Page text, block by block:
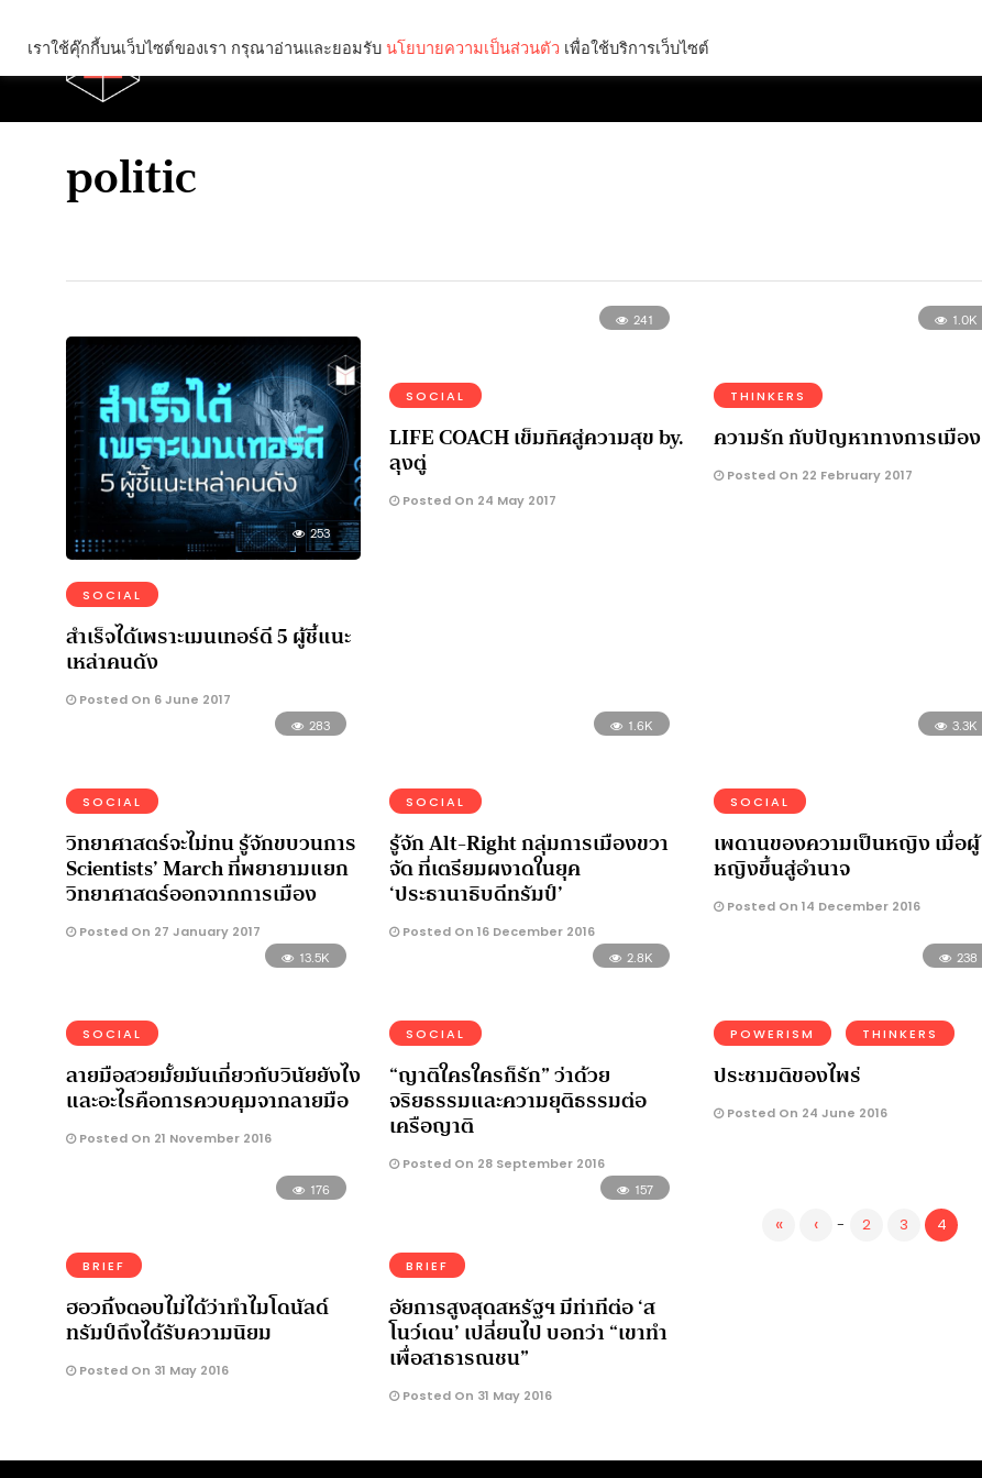
politic
253
SOCIAL
สำเร็จได้เพราะเมนเทอร์ดี 5 ผู้ชี้แนะ
เหล่าคนดัง
Posted On 6 June 2017
241
SOCIAL
LIFE COACH เข็มทิศสู่ความสุข by.
ลุงตู่
Posted On 24 May 2017
1.0K
THINKERS
ความรัก กับปัญหาทางการเมือง
Posted On 22 February 2017
283
SOCIAL
วิทยาศาสตร์จะไม่ทน รู้จักขบวนการ
Scientists’ March ที่พยายามแยก
วิทยาศาสตร์ออกจากการเมือง
Posted On 27 January 2017
1.6K
SOCIAL
รู้จัก Alt-Right กลุ่มการเมืองขวา
จัด ที่เตรียมผงาดในยุค
‘ประธานาธิบดีทรัมป์’
Posted On 16 December 2016
3.3K
SOCIAL
เพดานของความเป็นหญิง เมื่อผู้
หญิงขึ้นสู่อำนาจ
Posted On 14 December 2016
13.5K
SOCIAL
ลายมือสวยมั้ยมันเกี่ยวกับวินัยยังไง
และอะไรคือการควบคุมจากลายมือ
Posted On 21 November 2016
2.8K
SOCIAL
“ญาติใครใครก็รัก” ว่าด้วย
จริยธรรมและความยุติธรรมต่อ
เครือญาติ
Posted On 28 September 2016
238
POWERISM THINKERS
ประชามติของไพร่
Posted On 24 June 2016
176
BRIEF
ฮอวกิ้งตอบไม่ได้ว่าทำไมโดนัลด์
ทรัมป์ถึงได้รับความนิยม
Posted On 31 May 2016
157
BRIEF
อัยการสูงสุดสหรัฐฯ มีท่าทีต่อ ‘ส
โนว์เดน’ เปลี่ยนไป บอกว่า “เขาทำ
เพื่อสาธารณชน”
Posted On 31 May 2016
« ‹ - 2 3 4
เราใช้คุ๊กกี้บนเว็บไซต์ของเรา กรุณาอ่านและยอมรับ นโยบายความเป็นส่วนตัว เพื่อใช้บริการเว็บไซต์